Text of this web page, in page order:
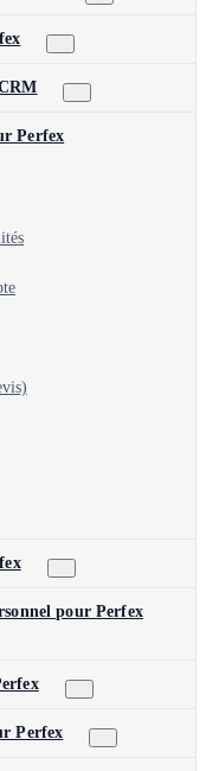
Perfex
pour Perfex
Perfex